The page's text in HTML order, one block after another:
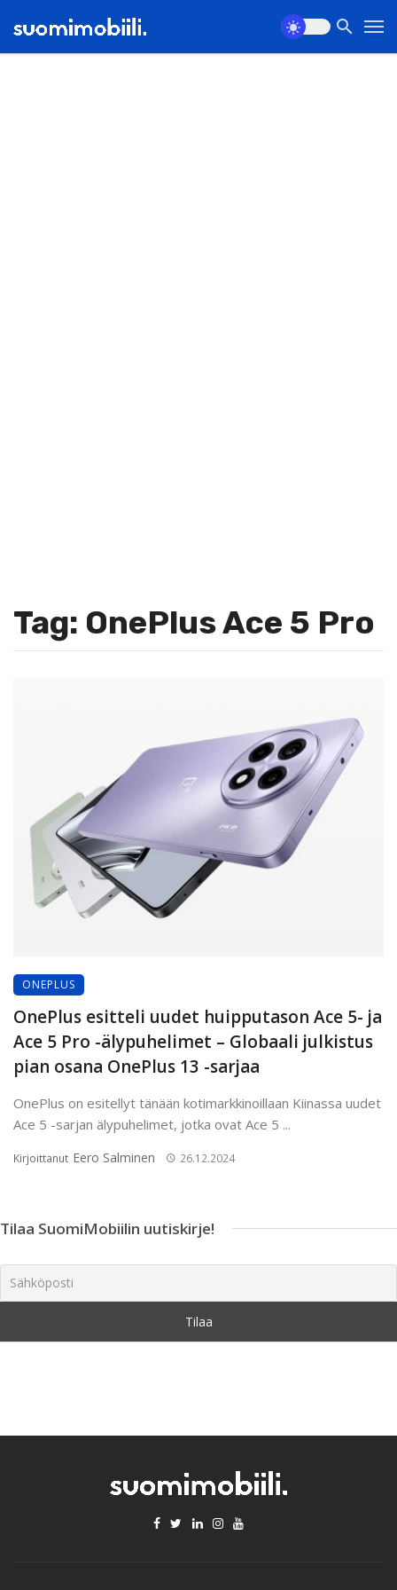
Tag: OnePlus Ace 5 Pro
ONEPLUS
OnePlus esitteli uudet huipputason Ace 5- ja
Ace 5 Pro -älypuhelimet – Globaali julkistus
pian osana OnePlus 13 -sarjaa
OnePlus on esitellyt tänään kotimarkkinoillaan Kiinassa uudet
Ace 5 -sarjan älypuhelimet, jotka ovat Ace 5 ...
Kirjoittanut Eero Salminen 26.12.2024
Tilaa SuomiMobiilin uutiskirje!